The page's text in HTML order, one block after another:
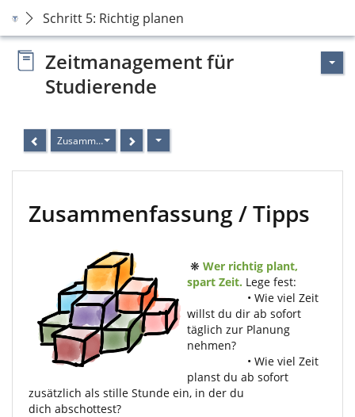
Schritt 5: Richtig planen
Zeitmanagement für
Studierende
Zusammenfassung / Tipps
Zusammenfassung / Tipps
❋ Wer richtig plant,
spart Zeit. Lege fest:
• Wie viel Zeit
willst du dir ab sofort
täglich zur Planung
nehmen?
• Wie viel Zeit
planst du ab sofort
zusätzlich als stille Stunde ein, in der du
dich abschottest?